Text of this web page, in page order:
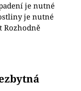
je nutné
je nutné
Rozhodně